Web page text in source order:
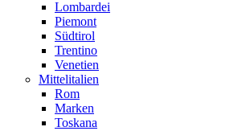
Lombardei
Piemont
Südtirol
Trentino
Venetien
Mittelitalien
Rom
Marken
Toskana